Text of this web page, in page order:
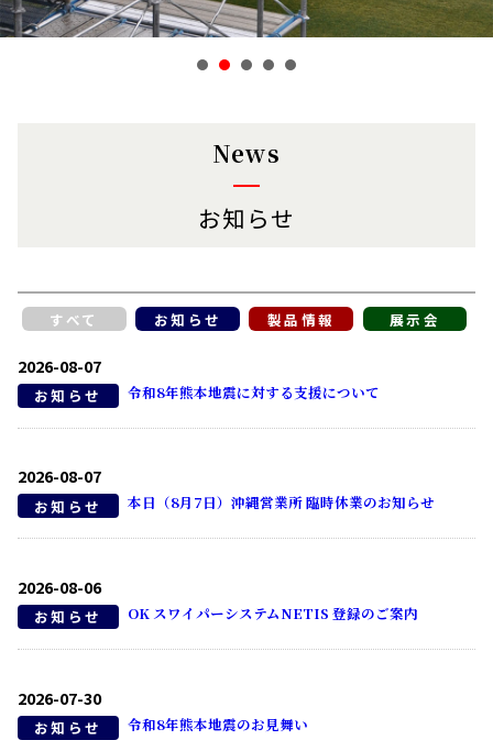
News
お知らせ
すべて お知らせ 製品情報 展示会
2026-08-07
お知らせ 令和8年熊本地震に対する支援について
2026-08-07
お知らせ 本日（8月7日）沖縄営業所 臨時休業のお知らせ
2026-08-06
お知らせ OK スワイパーシステムNETIS 登録のご案内
2026-07-30
お知らせ 令和8年熊本地震のお見舞い